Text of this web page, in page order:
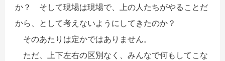
か？ そして現場は現場で、上の人たちがやることだ
から、として考えないようにしてきたのか？
そのあたりは定かではありません。
ただ、上下左右の区別なく、みんなで何もしてこな